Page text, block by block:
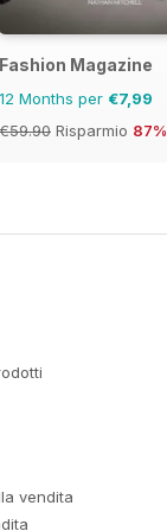
Fashion Magazine
12 Months per €7,99
€59.90 Risparmio 87%
vendita